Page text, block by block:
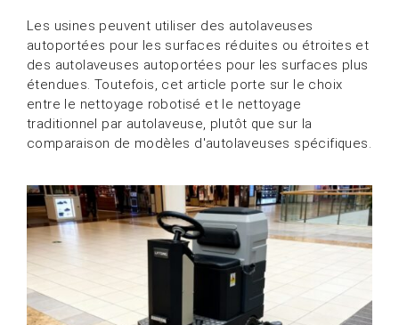
Les usines peuvent utiliser des autolaveuses
autoportées pour les surfaces réduites ou étroites et
des autolaveuses autoportées pour les surfaces plus
étendues. Toutefois, cet article porte sur le choix
entre le nettoyage robotisé et le nettoyage
traditionnel par autolaveuse, plutôt que sur la
comparaison de modèles d'autolaveuses spécifiques.